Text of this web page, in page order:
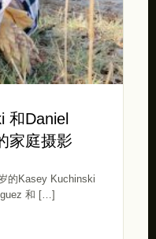
和Daniel
家庭摄影
的Kasey Kuchinski
和 […]